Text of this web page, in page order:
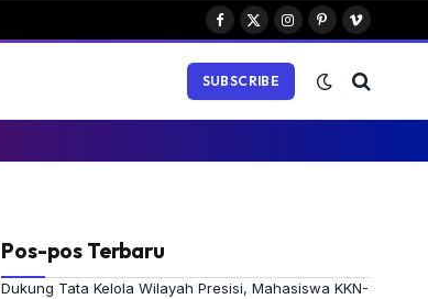
Facebook
X
Instagram
PinterestVimeo
SUBSCRIBE
Pos-pos Terbaru
Dukung Tata Kelola Wilayah Presisi, Mahasiswa KKN-